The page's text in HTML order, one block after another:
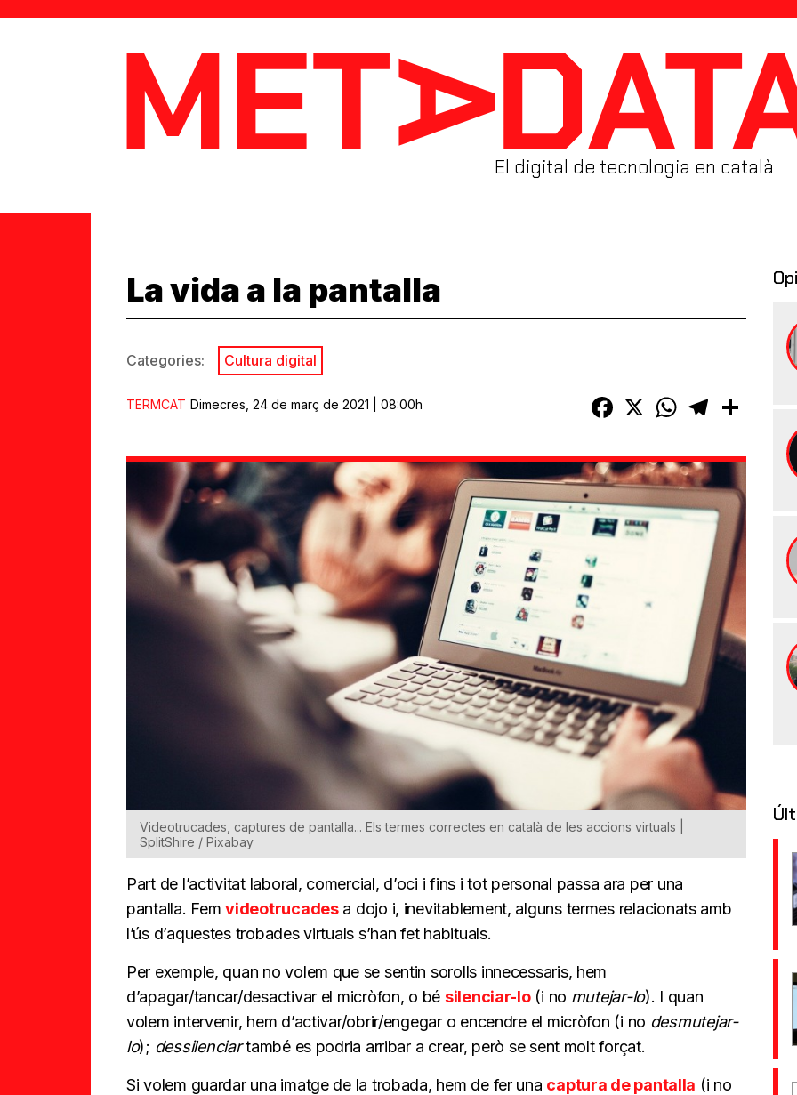
MetaData
El digital de tecnologia en català
La vida a la pantalla
Categories: Cultura digital
TERMCAT Dimecres, 24 de març de 2021 | 08:00h Facebook
X WhatsAppTelegram
Videotrucades, captures de pantalla... Els termes correctes en català de les accions virtuals |
SplitShire / Pixabay
Part de l’activitat laboral, comercial, d’oci i fins i tot personal passa ara per una
pantalla. Femvideotrucadesa dojo i, inevitablement, alguns termes relacionats amb
l’ús d’aquestes trobades virtuals s’han fet habituals.
Per exemple, quan no volem que se sentin sorolls innecessaris, hem
d’apagar/tancar/desactivar el micròfon, o bé silenciar-lo(i no mutejar-lo). I quan
volem intervenir, hem d’activar/obrir/engegar o encendre el micròfon (i no desmutejar-
lo); dessilenciartambé es podria arribar a crear, però se sent molt forçat.
Si volem guardar una imatge de la trobada, hem de fer una captura de pantalla (i no